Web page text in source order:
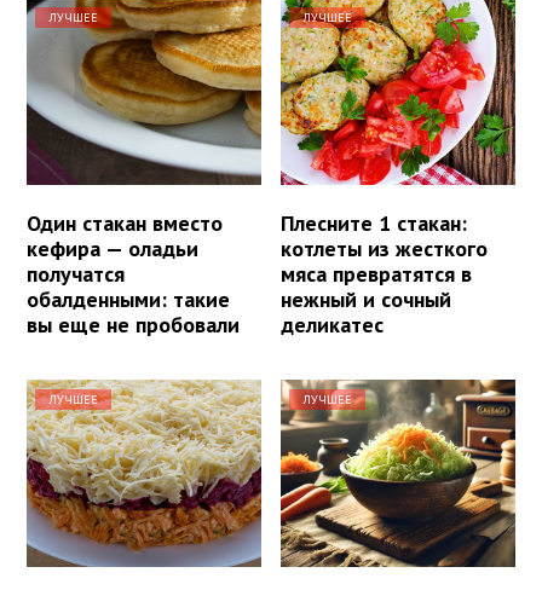
ЛУЧШЕЕ
Один стакан вместо
кефира — оладьи
получатся
обалденными: такие
вы еще не пробовали
ЛУЧШЕЕ
Плесните 1 стакан:
котлеты из жесткого
мяса превратятся в
нежный и сочный
деликатес
ЛУЧШЕЕ ЛУЧШЕЕ